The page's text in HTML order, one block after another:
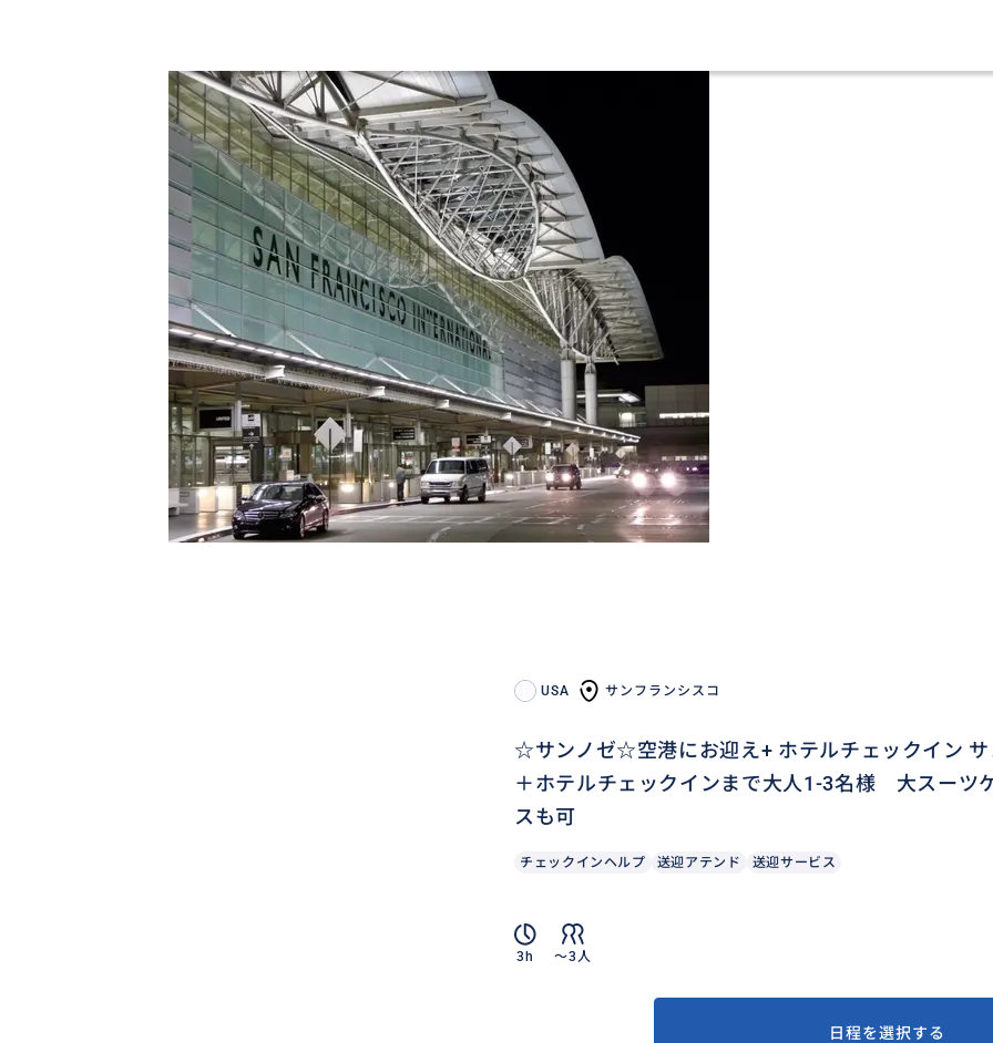
USA サンフランシスコ
☆サンノゼ☆空港にお迎え+ ホテルチェックイン サ
＋ホテルチェックインまで大人1-3名様 大スーツ
スも可
チェックインヘルプ 送迎アテンド 送迎サービス
3h 〜3人
日程を選択する